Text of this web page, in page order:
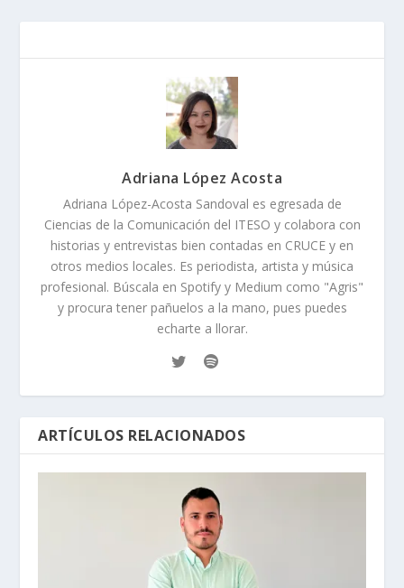
Adriana López Acosta
Adriana López-Acosta Sandoval es egresada de
Ciencias de la Comunicación del ITESO y colabora con
historias y entrevistas bien contadas en CRUCE y en
otros medios locales. Es periodista, artista y música
profesional. Búscala en Spotify y Medium como "Agris"
y procura tener pañuelos a la mano, pues puedes
echarte a llorar.
ARTÍCULOS RELACIONADOS